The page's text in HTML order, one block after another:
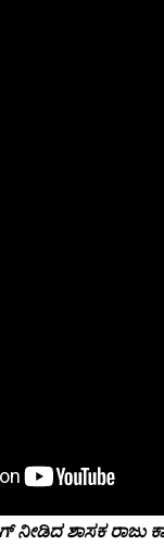
ಶಾಸಕ ರಾಜು